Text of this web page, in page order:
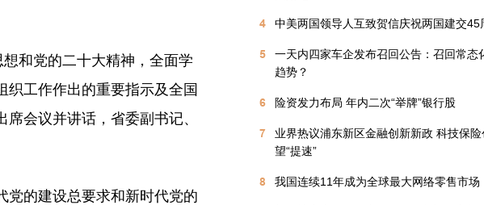
和党的二十大精神，全面学
织工作作出的重要指示及全国
会议并讲话，省委副书记、
党的建设总要求和新时代党的
4 中美两国领导人互致贺信庆祝两国建交45
5
一天内四家车企发布召回公告：召回常态
趋势？
6 险资发力布局 年内二次“举牌”银行股
7
业界热议浦东新区金融创新新政 科技保
望“提速”
8 我国连续11年成为全球最大网络零售市场